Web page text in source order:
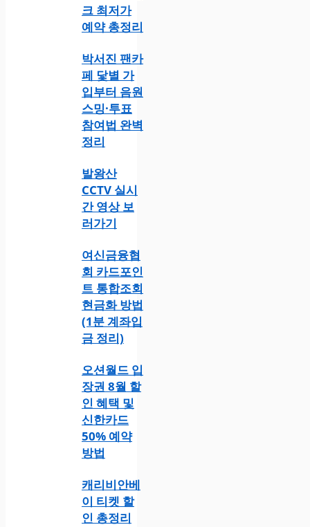
크 최저가
예약 총정리
박서진 팬카
페 닻별 가
입부터 음원
스밍·투표
참여법 완벽
정리
발왕산
CCTV 실시
간 영상 보
러가기
여신금융협
회 카드포인
트 통합조회
현금화 방법
(1분 계좌입
금 정리)
오션월드 입
장권 8월 할
인 혜택 및
신한카드
50% 예약
방법
캐리비안베
이 티켓 할
인 총정리